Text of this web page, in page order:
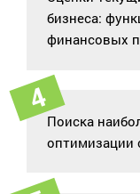
бизнеса:
финансовых
Поиска
оптимизации